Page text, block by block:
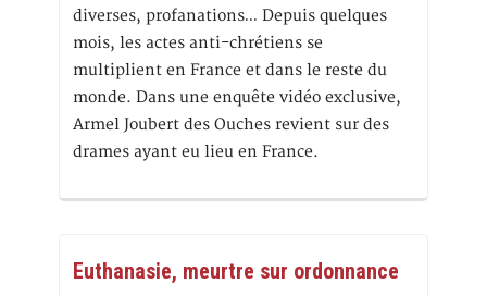
diverses, profanations… Depuis quelques
mois, les actes anti-chrétiens se
multiplient en France et dans le reste du
monde. Dans une enquête vidéo exclusive,
Armel Joubert des Ouches revient sur des
drames ayant eu lieu en France.
Euthanasie, meurtre sur ordonnance